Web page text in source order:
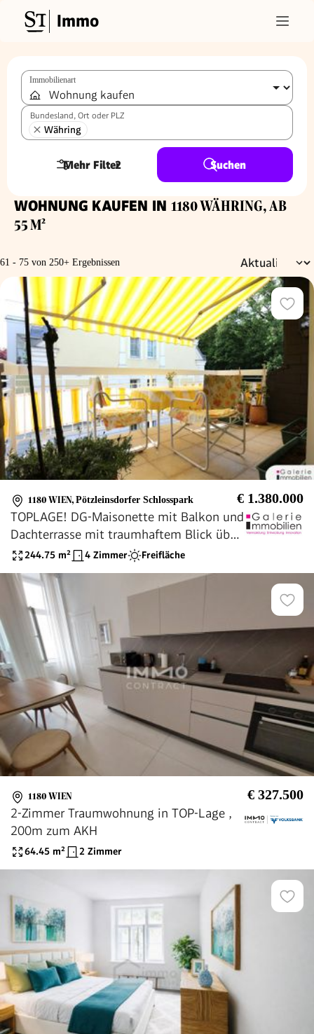
Immo
Immobilienart
Bundesland, Ort oder PLZ
Währing
Mehr Filter
2 Suchen
WOHNUNG KAUFEN IN 1180 WÄHRING, AB
55 M²
61 - 75 von 250+ Ergebnissen
1180 WIEN, Pötzleinsdorfer Schlosspark € 1.380.000
TOPLAGE! DG-Maisonette mit Balkon und
Dachterrasse mit traumhaftem Blick über
die Stadt
244.75 m² 4 Zimmer Freifläche
1180 WIEN € 327.500
2-Zimmer Traumwohnung in TOP-Lage ,
200m zum AKH
64.45 m² 2 Zimmer